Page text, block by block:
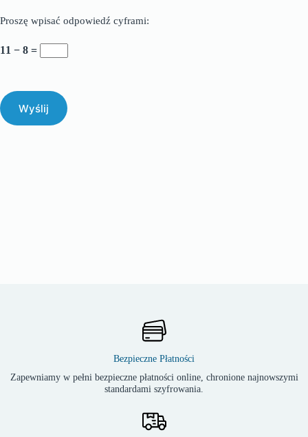
Proszę wpisać odpowiedź cyframi:
11 − 8 =
Wyślij
Bezpieczne Płatności
Zapewniamy w pełni bezpieczne płatności online, chronione najnowszymi
standardami szyfrowania.